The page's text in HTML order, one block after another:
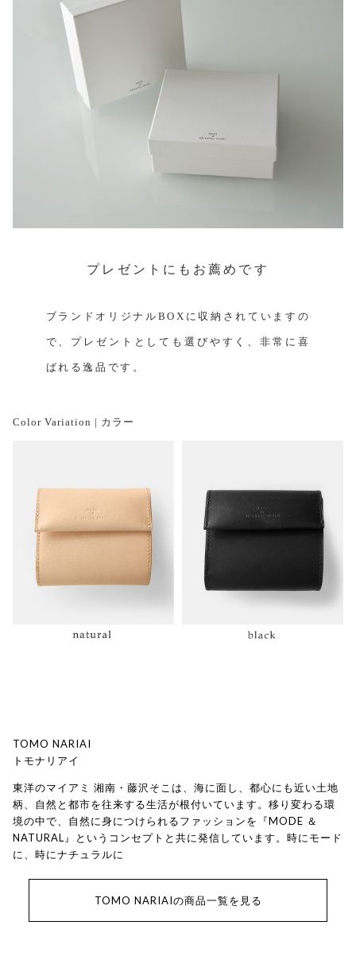
プレゼントにもお薦めです
ブランドオリジナルBOXに収納されていますの
で、プレゼントとしても選びやすく、非常に喜
ばれる逸品です。
Color Variation | カラー
TOMO NARIAI
トモナリアイ
東洋のマイアミ 湘南・藤沢そこは、海に面し、都心にも近い土地
柄、自然と都市を往来する生活が根付いています。移り変わる環
境の中で、自然に身につけられるファッションを『MODE ＆
NATURAL』というコンセプトと共に発信しています。時にモード
に、時にナチュラルに
TOMO NARIAIの商品一覧を見る